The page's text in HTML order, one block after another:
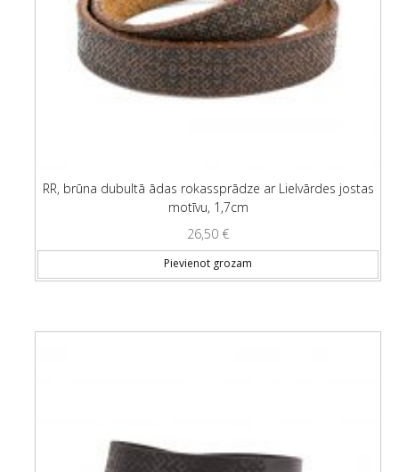
RR, brūna dubultā ādas rokassprādze ar Lielvārdes jostas
motīvu, 1,7cm
26,50 €
Pievienot grozam